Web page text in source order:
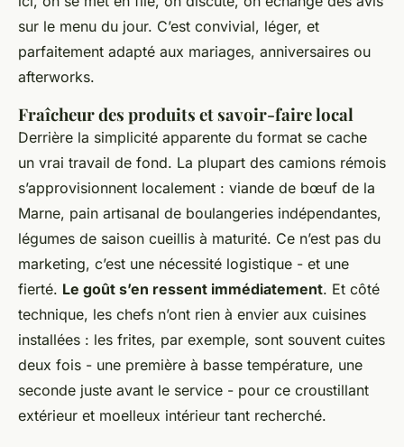
sur le menu du jour. C’est convivial, léger, et
parfaitement adapté aux mariages, anniversaires ou
afterworks.
Fraîcheur des produits et savoir-faire local
Derrière la simplicité apparente du format se cache
un vrai travail de fond. La plupart des camions rémois
s’approvisionnent localement : viande de bœuf de la
Marne, pain artisanal de boulangeries indépendantes,
légumes de saison cueillis à maturité. Ce n’est pas du
marketing, c’est une nécessité logistique - et une
fierté. Le goût s’en ressent immédiatement. Et côté
technique, les chefs n’ont rien à envier aux cuisines
installées : les frites, par exemple, sont souvent cuites
deux fois - une première à basse température, une
seconde juste avant le service - pour ce croustillant
extérieur et moelleux intérieur tant recherché.